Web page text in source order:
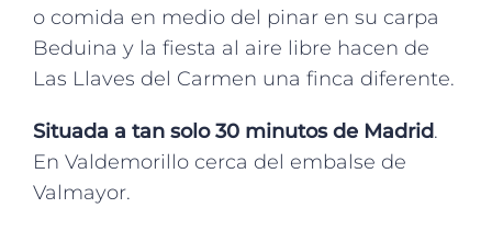
o comida en medio del pinar en su carpa
Beduina y la fiesta al aire libre hacen de
Las Llaves del Carmen una finca diferente.
Situada a tan solo 30 minutos de Madrid.
En Valdemorillo cerca del embalse de
Valmayor.